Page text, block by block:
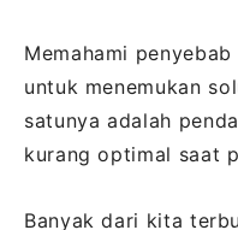
Memahami
untuk menemukan
satunya adalah
kurang optimal saat
Banyak dari kita